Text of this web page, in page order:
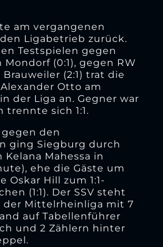
am vergangenen
Ligabetrieb zurück.
Testspielen gegen
Mondorf (0:1), gegen RW
Brauweiler (2:1) trat die
Otto am
der Liga an. Gegner war
trennte sich 1:1.
den
ging Siegburg durch
Mahessa in
ehe die Gäste um
Oskar Hill zum 1:1-
(1:1). Der SSV steht
der Mittelrheinliga mit 7
auf Tabellenführer
und 2 Zählern hinter